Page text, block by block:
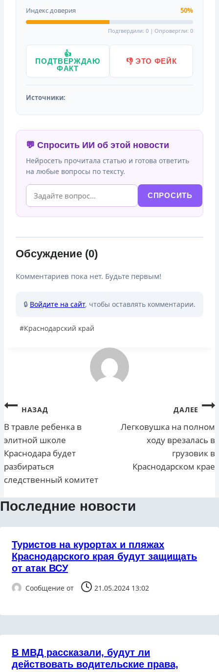
Индекс доверия 50%
Подтвердили: 0 | Опровергли: 0
👍
ПОДТВЕРЖДАЮ
ФАКТ
👎 ЭТО ФЕЙК
Источники:
💬 Спросить ИИ об этой новости
Нейросеть прочитала статью и готова ответить
на любые вопросы по тексту.
СПРОСИТЬ
Обсуждение (0)
Комментариев пока нет. Будьте первым!
🔒 Войдите на сайт, чтобы оставлять комментарии.
Метки
#Краснодарский край
Навигация
по
записям
НАЗАД
В травле ребенка в
элитной школе
Краснодара будет
разбираться
следственный комитет
ДАЛЕЕ
Легковушка на полном
ходу врезалась в
грузовик в
Краснодарском крае
Последние новости
Туристов на курортах и пляжах
Краснодарского края будут защищать
от атак ВСУ
Сообщение от 21.05.2024 13:02
В МВД рассказали, будут ли
действовать водительские права,